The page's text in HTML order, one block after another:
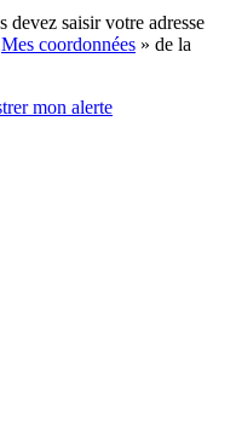
saisir votre adresse
Mes coordonnées » de la
mon alerte